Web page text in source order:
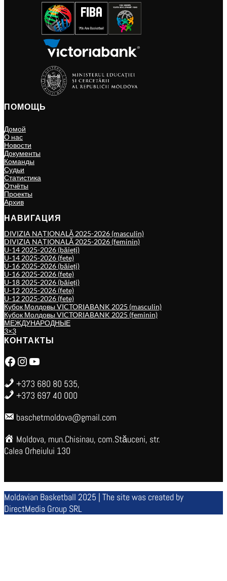
ПОМОЩЬ
Домой
О нас
Новости
Документы
Команды
Судьи
Статистика
Отчёты
Проекты
Архив
НАВИГАЦИЯ
DIVIZIA NAȚIONALĂ 2025-2026 (masculin)
DIVIZIA NAȚIONALĂ 2025-2026 (feminin)
U-14 2025-2026 (băieți)
U-14 2025-2026 (fete)
U-16 2025-2026 (băieți)
U-16 2025-2026 (fete)
U-18 2025-2026 (băieți)
U-12 2025-2026 (fete)
U-12 2025-2026 (fete)
Кубок Молдовы VICTORIABANK 2025 (masculin)
Кубок Молдовы VICTORIABANK 2025 (feminin)
МЕЖДУНАРОДНЫЕ
3×3
КОНТАКТЫ
Facebook Instagram YouTube
+373 680 80 535,
+373 697 40 000
baschetmoldova@gmail.com
Moldova, mun.Chisinau, com.Stăuceni, str.
Calea Orheiului 130
Moldavian Basketball 2025 | The site was created by
DirectMedia Group SRL